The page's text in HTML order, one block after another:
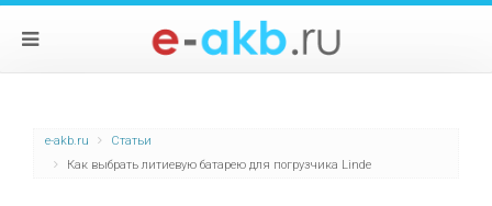
e-akb.ru
Статьи
Как выбрать литиевую батарею для погрузчика Linde